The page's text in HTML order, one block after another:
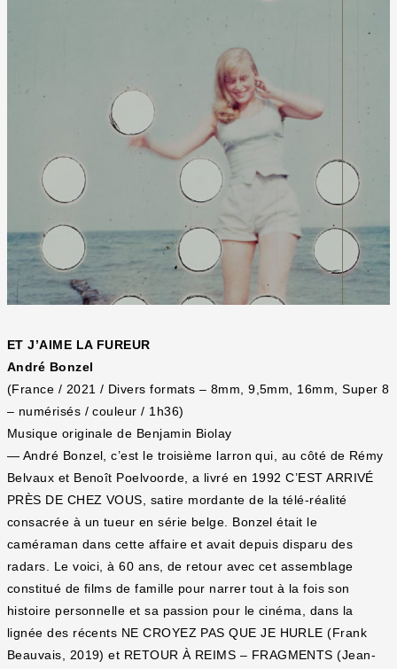
ET J’AIME LA FUREUR
André Bonzel
(France / 2021 / Divers formats – 8mm, 9,5mm, 16mm, Super 8
– numérisés / couleur / 1h36)
Musique originale de Benjamin Biolay
— André Bonzel, c’est le troisième larron qui, au côté de Rémy
Belvaux et Benoît Poelvoorde, a livré en 1992 C’EST ARRIVÉ
PRÈS DE CHEZ VOUS, satire mordante de la télé-réalité
consacrée à un tueur en série belge. Bonzel était le
caméraman dans cette affaire et avait depuis disparu des
radars. Le voici, à 60 ans, de retour avec cet assemblage
constitué de films de famille pour narrer tout à la fois son
histoire personnelle et sa passion pour le cinéma, dans la
lignée des récents NE CROYEZ PAS QUE JE HURLE (Frank
Beauvais, 2019) et RETOUR À REIMS – FRAGMENTS (Jean-